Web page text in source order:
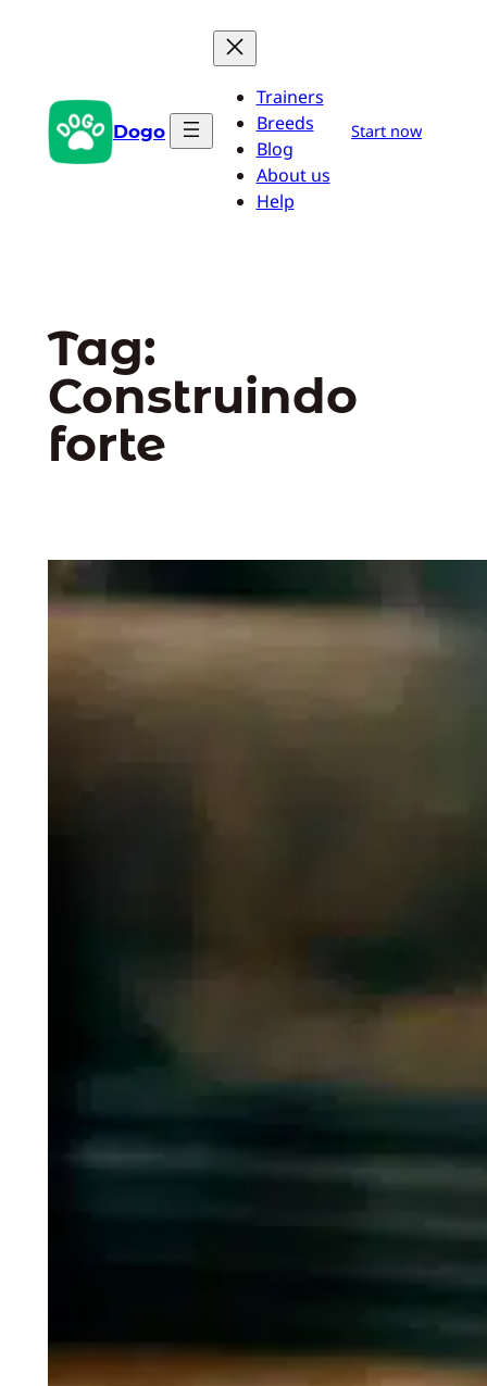
conteúdo Dogo
Trainers
Breeds
Blog
About us
Help
Start now
Tag:
Construindo
forte